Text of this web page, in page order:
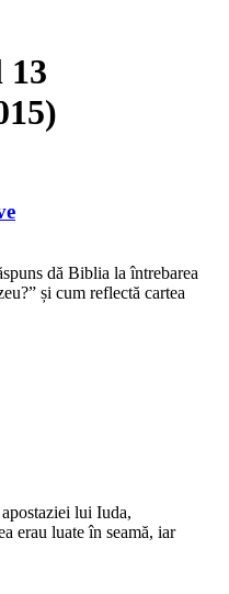
13
dă Biblia la întrebarea
și cum reflectă cartea
lui Iuda,
erau luate în seamă, iar